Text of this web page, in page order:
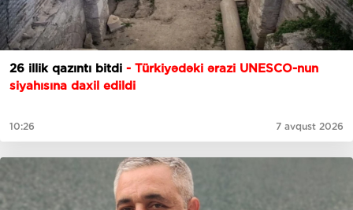
26 illik qazıntı bitdi - Türkiyədəki ərazi UNESCO-nun
siyahısına daxil edildi
10:26 7 avqust 2026